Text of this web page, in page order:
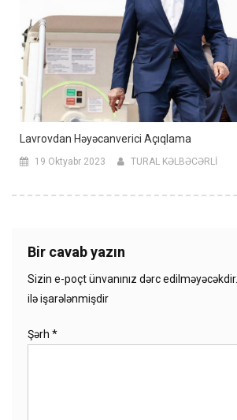
Lavrovdan Həyəcanverici Açıqlama
19 Oktyabr 2023 TURAL KƏLBƏCƏRLİ
Bir cavab yazın
Sizin e-poçt ünvanınız dərc edilməyəcəkdir.
ilə işarələnmişdir
Şərh *